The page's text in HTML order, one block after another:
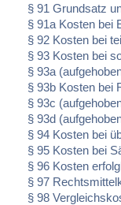
§ 91 Grundsatz
§ 91a Kosten bei
§ 92 Kosten bei
§ 93 Kosten bei
§ 93a
§ 93b Kosten bei
§ 93c
§ 93d
§ 94 Kosten bei
§ 95 Kosten bei
§ 96 Kosten
§ 97
§ 98